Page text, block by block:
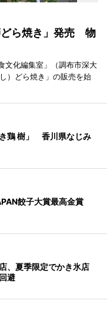
どら焼き」発売 物
文化編集室」（調布市深大
）どら焼き」の販売を始
鶏 樹」 香川県なじみ
餃子大賞最高金賞
、夏季限定でかき氷店
避